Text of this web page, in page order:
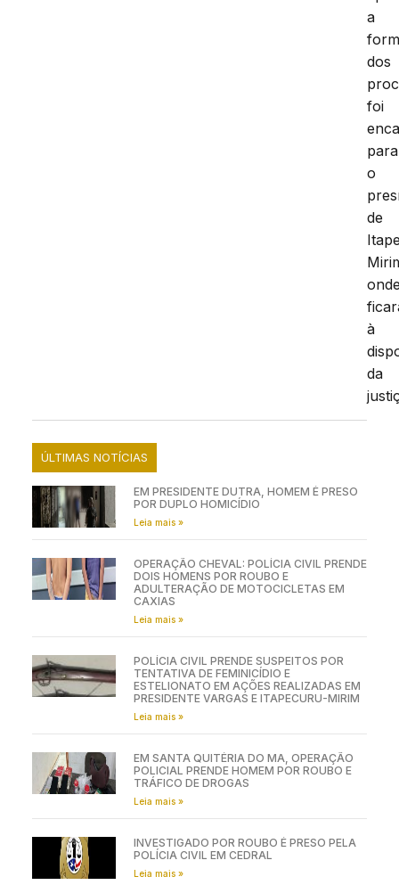
a
dos
foi
para
o
de
à
da
ÚLTIMAS NOTÍCIAS
EM PRESIDENTE DUTRA, HOMEM É PRESO
POR DUPLO HOMICÍDIO
Leia mais »
OPERAÇÃO CHEVAL: POLÍCIA CIVIL PRENDE
DOIS HOMENS POR ROUBO E
ADULTERAÇÃO DE MOTOCICLETAS EM
CAXIAS
Leia mais »
POLÍCIA CIVIL PRENDE SUSPEITOS POR
TENTATIVA DE FEMINICÍDIO E
ESTELIONATO EM AÇÕES REALIZADAS EM
PRESIDENTE VARGAS E ITAPECURU-MIRIM
Leia mais »
EM SANTA QUITÉRIA DO MA, OPERAÇÃO
POLICIAL PRENDE HOMEM POR ROUBO E
TRÁFICO DE DROGAS
Leia mais »
INVESTIGADO POR ROUBO É PRESO PELA
POLÍCIA CIVIL EM CEDRAL
Leia mais »